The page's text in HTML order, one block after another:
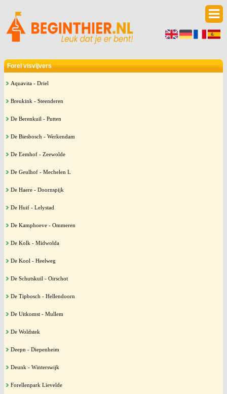
Forel visvijvers
Aquavita - Driel
Breukink - Steenderen
De Berenkuil - Putten
De Biesbosch - Werkendam
De Eemhof - Zeewolde
De Geulhof - Mechelen L
De Haere - Doornspijk
De Huif - Lelystad
De Kamphoeve - Ommeren
De Kolk - Midwolda
De Kool - Heelweg
De Schutskuil - Oirschot
De Tipbosch - Hellendoorn
De Uitkomst - Mullem
De Woldstek
Deepn - Diepenheim
Deunk - Winterswijk
Forellenpark Lievelde